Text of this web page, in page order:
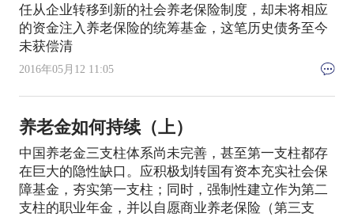
任从企业转移到新的社会养老保险制度，却未将相应
的资金注入养老保险的统筹基金，这笔历史债务至今
未获偿清
2016年05月12 11:05
养老金如何持续（上）
中国养老金三支柱体系尚未完善，甚至第一支柱都存
在巨大的隐性缺口。应积极划转国有资本充实社会保
障基金，夯实第一支柱；同时，强制性建立作为第二
支柱的职业年金，并以自愿商业养老保险（第三支